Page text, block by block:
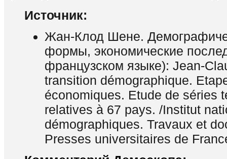
Источник:
Жан-Клод Шене.
формы, экономические
французском языке): Jean-
transition démographique.
économiques. Etude de séries
relatives à 67 pays. /Institut
démographiques. Travaux et
Presses universitaires de